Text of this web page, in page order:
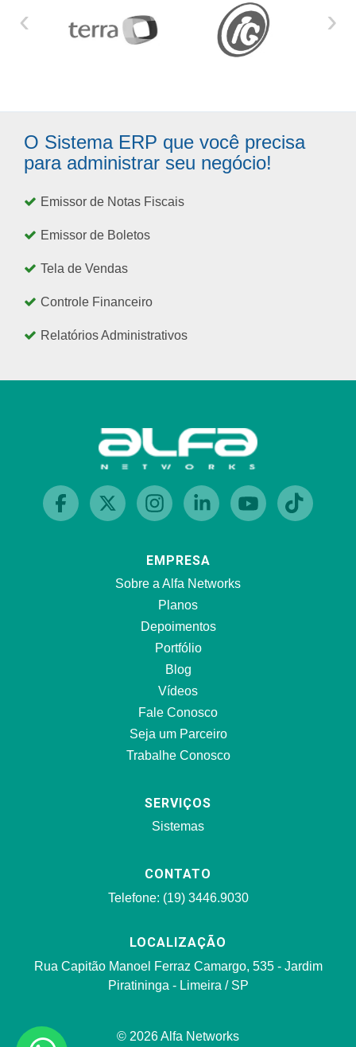
‹ ›
O Sistema ERP que você precisa
para administrar seu negócio!
Emissor de Notas Fiscais
Emissor de Boletos
Tela de Vendas
Controle Financeiro
Relatórios Administrativos
EMPRESA
Sobre a Alfa Networks
Planos
Depoimentos
Portfólio
Blog
Vídeos
Fale Conosco
Seja um Parceiro
Trabalhe Conosco
SERVIÇOS
Sistemas
CONTATO
Telefone: (19) 3446.9030
LOCALIZAÇÃO
Rua Capitão Manoel Ferraz Camargo, 535 - Jardim
Piratininga - Limeira / SP
© 2026 Alfa Networks